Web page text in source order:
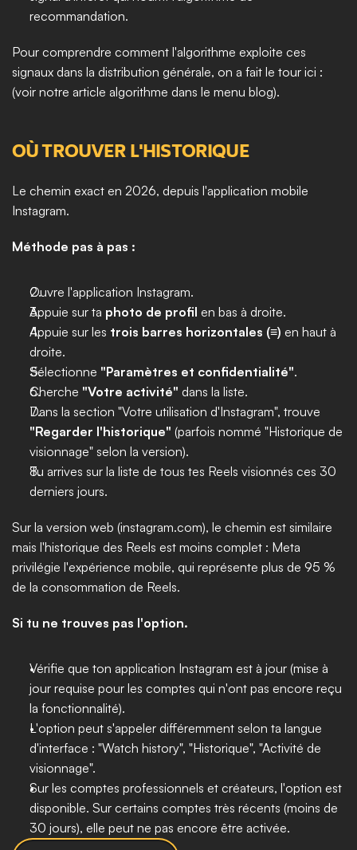
recommandation.
Pour comprendre comment l'algorithme exploite ces
signaux dans la distribution générale, on a fait le tour ici :
(voir notre article algorithme dans le menu blog).
OÙ TROUVER L'HISTORIQUE
Le chemin exact en 2026, depuis l'application mobile
Instagram.
Méthode pas à pas :
Ouvre l'application Instagram.
Appuie sur ta photo de profil en bas à droite.
Appuie sur les trois barres horizontales (≡) en haut à
droite.
Sélectionne "Paramètres et confidentialité".
Cherche "Votre activité" dans la liste.
"Regarder l'historique" (parfois nommé "Historique de
visionnage" selon la version).
Tu arrives sur la liste de tous tes Reels visionnés ces 30
derniers jours.
Sur la version web (instagram.com), le chemin est similaire
mais l'historique des Reels est moins complet : Meta
privilégie l'expérience mobile, qui représente plus de 95 %
de la consommation de Reels.
Si tu ne trouves pas l'option.
Vérifie que ton application Instagram est à jour (mise à
jour requise pour les comptes qui n'ont pas encore reçu
la fonctionnalité).
L'option peut s'appeler différemment selon ta langue
d'interface : "Watch history", "Historique", "Activité de
visionnage".
Sur les comptes professionnels et créateurs, l'option est
disponible. Sur certains comptes très récents (moins de
30 jours), elle peut ne pas encore être activée.